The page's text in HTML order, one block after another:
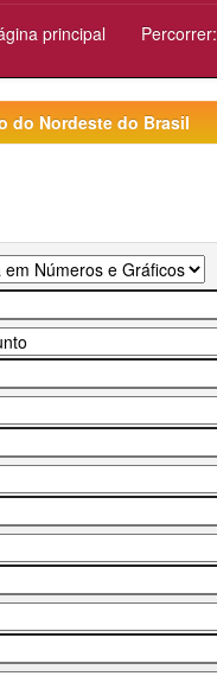
principal Percorrer:
do Nordeste do Brasil